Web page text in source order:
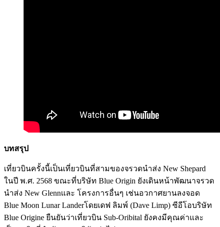
บทสรุป
เที่ยวบินครั้งนี้เป็นเที่ยวบินที่สามของจรวดนำส่ง New Shepard
ในปี พ.ศ. 2568 ขณะที่บริษัท Blue Origin ยังเดินหน้าพัฒนาจรวด
นำส่ง New Glennและ โครงการอื่นๆ เช่นอวกาศยานลงจอด
Blue Moon Lunar Landerโดยเดฟ ลิมพ์ (Dave Limp) ซีอีโอบริษัท
Blue Origine ยืนยันว่าเที่ยวบิน Sub-Oribital ยังคงมีคุณค่าและ